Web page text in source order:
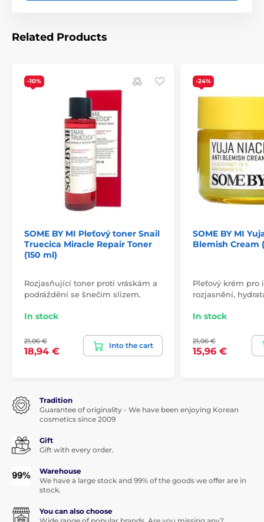
Related Products
-10%
SOME BY MI Pleťový toner Snail
Truecica Miracle Repair Toner
(150 ml)
Rozjasňující toner proti vráskám a
podráždění se šnečím slizem.
In stock
21,06 €
18,94 €
Into the cart
-24%
SOME BY MI
Blemish Cream
Pleťový krém pro
rozjasnění,
In stock
21,06 €
15,96 €
Tradition
Guarantee of originality - We have been enjoying Korean
cosmetics since 2009
Gift
Gift with every order.
Warehouse
We have a large stock and 99% of the goods we offer are in
stock.
You can also choose